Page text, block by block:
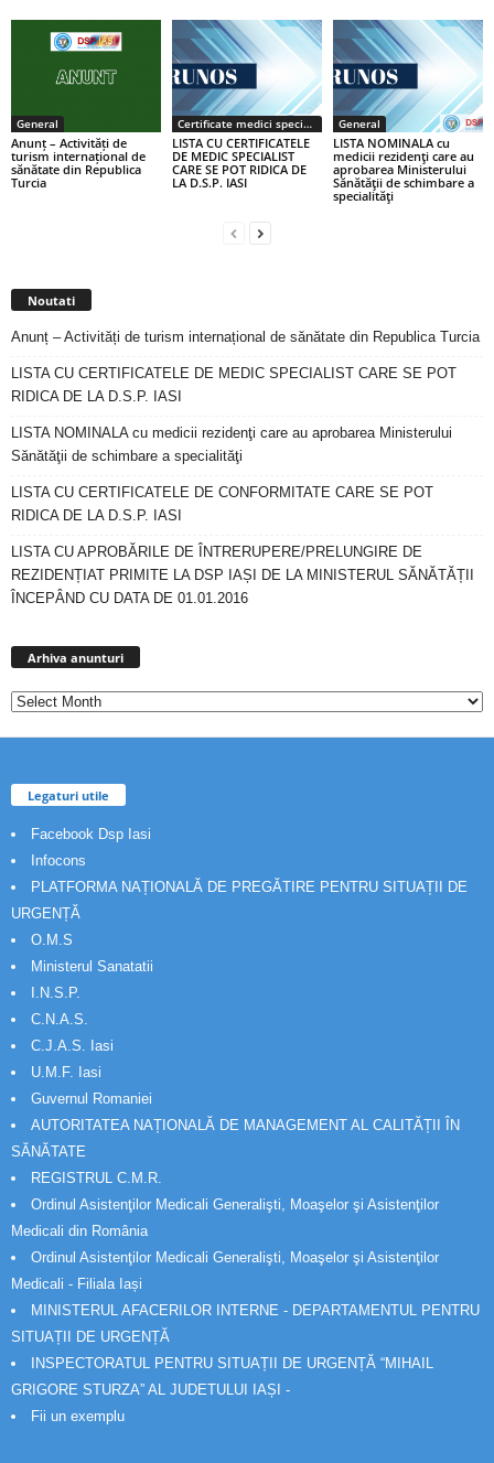
General
Anunț – Activități de
turism internațional de
sănătate din Republica
Turcia
Certificate medici specialiști / primari
LISTA CU CERTIFICATELE
DE MEDIC SPECIALIST
CARE SE POT RIDICA DE
LA D.S.P. IASI
General
LISTA NOMINALA cu
medicii rezidenţi care au
aprobarea Ministerului
Sănătăţii de schimbare a
specialităţi
Noutati
Anunț – Activități de turism internațional de sănătate din Republica Turcia
LISTA CU CERTIFICATELE DE MEDIC SPECIALIST CARE SE POT
RIDICA DE LA D.S.P. IASI
LISTA NOMINALA cu medicii rezidenţi care au aprobarea Ministerului
Sănătăţii de schimbare a specialităţi
LISTA CU CERTIFICATELE DE CONFORMITATE CARE SE POT
RIDICA DE LA D.S.P. IASI
LISTA CU APROBĂRILE DE ÎNTRERUPERE/PRELUNGIRE DE
REZIDENȚIAT PRIMITE LA DSP IAȘI DE LA MINISTERUL SĂNĂTĂȚII
ÎNCEPÂND CU DATA DE 01.01.2016
Arhiva anunturi
Legaturi utile
Facebook Dsp Iasi
Infocons
PLATFORMA NAȚIONALĂ DE PREGĂTIRE PENTRU SITUAȚII DE
URGENȚĂ
O.M.S
Ministerul Sanatatii
I.N.S.P.
C.N.A.S.
C.J.A.S. Iasi
U.M.F. Iasi
Guvernul Romaniei
AUTORITATEA NAȚIONALĂ DE MANAGEMENT AL CALITĂȚII ÎN
SĂNĂTATE
REGISTRUL C.M.R.
Ordinul Asistenţilor Medicali Generalişti, Moaşelor şi Asistenţilor
Medicali din România
Ordinul Asistenţilor Medicali Generalişti, Moaşelor şi Asistenţilor
Medicali - Filiala Iași
MINISTERUL AFACERILOR INTERNE - DEPARTAMENTUL PENTRU
SITUAȚII DE URGENȚĂ
INSPECTORATUL PENTRU SITUAȚII DE URGENȚĂ “MIHAIL
GRIGORE STURZA” AL JUDETULUI IAȘI -
Fii un exemplu